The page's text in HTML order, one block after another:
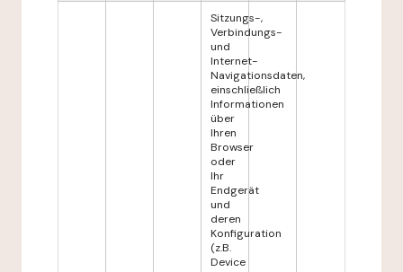
Sitzungs-,
Verbindungs-
und
Internet-
Navigationsdaten,
einschließlich
Informationen
über
Ihren
Browser
oder
Ihr
Endgerät
und
deren
Konfiguration
(z.B.
Device